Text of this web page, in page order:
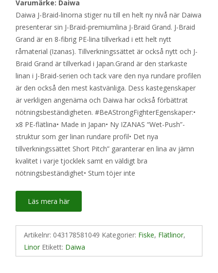
Varumärke: Daiwa
Daiwa J-Braid-linorna stiger nu till en helt ny nivå när Daiwa
presenterar sin J-Braid-premiumlina J-Braid Grand. J-Braid
Grand är en 8-fibrig PE-lina tillverkad i ett helt nytt
råmaterial (Izanas). Tillverkningssättet är också nytt och J-
Braid Grand är tillverkad i Japan.Grand är den starkaste
linan i J-Braid-serien och tack vare den nya rundare profilen
är den också den mest kastvänliga. Dess kastegenskaper
är verkligen angenäma och Daiwa har också förbättrat
nötningsbeständigheten. #BeAStrongFighterEgenskaper:•
x8 PE-flätlina• Made in Japan• Ny IZANAS “Wet-Push”-
struktur som ger linan rundare profil• Det nya
tillverkningssättet Short Pitch” garanterar en lina av jämn
kvalitet i varje tjocklek samt en väldigt bra
nötningsbeständighet• Stum töjer inte
Läs mera här
Artikelnr: 043178581049 Kategorier: Fiske, Flätlinor,
Linor Etikett: Daiwa